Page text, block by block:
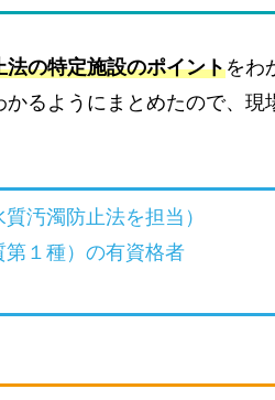
法の特定施設のポイントをわ
かるようにまとめたので、現
汚濁防止法を担当）
第１種）の有資格者